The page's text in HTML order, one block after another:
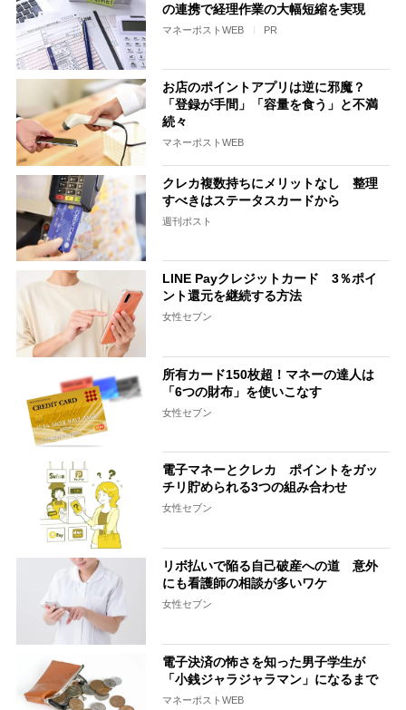
の連携で経理作業の大幅短縮を実現
マネーポストWEB PR
お店のポイントアプリは逆に邪魔？
「登録が手間」「容量を食う」と不満
続々
マネーポストWEB
クレカ複数持ちにメリットなし 整理
すべきはステータスカードから
週刊ポスト
LINE Payクレジットカード 3％ポイ
ント還元を継続する方法
女性セブン
所有カード150枚超！マネーの達人は
「6つの財布」を使いこなす
女性セブン
電子マネーとクレカ ポイントをガッ
チリ貯められる3つの組み合わせ
女性セブン
リボ払いで陥る自己破産への道 意外
にも看護師の相談が多いワケ
女性セブン
電子決済の怖さを知った男子学生が
「小銭ジャラジャラマン」になるまで
マネーポストWEB